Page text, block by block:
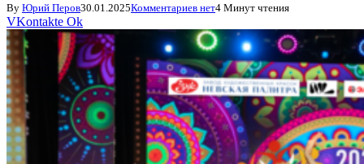
By Юрий Перов30.01.2025Комментариев нет4 Минут чтения
VKontakte Ok